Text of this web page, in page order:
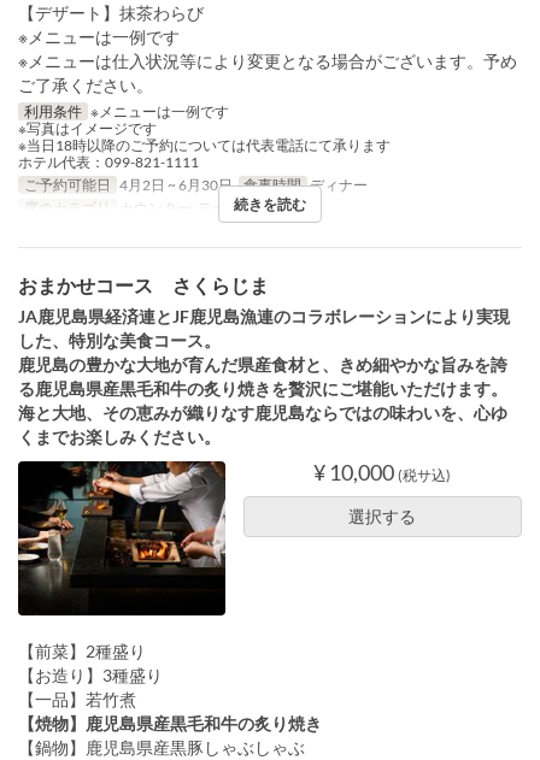
【デザート】抹茶わらび
※メニューは一例です
※メニューは仕入状況等により変更となる場合がございます。予め
ご了承ください。
利用条件 ※メニューは一例です
※写真はイメージです
※当日18時以降のご予約については代表電話にて承ります
ホテル代表：099-821-1111
ご予約可能日 4月2日 ~ 6月30日 食事時間 ディナー
席のカテゴリ
カウンター, テーブル席続きを読む
おまかせコース さくらじま
JA鹿児島県経済連とJF鹿児島漁連のコラボレーションにより実現
した、特別な美食コース。
鹿児島の豊かな大地が育んだ県産食材と、きめ細やかな旨みを誇
る鹿児島県産黒毛和牛の炙り焼きを贅沢にご堪能いただけます。
海と大地、その恵みが織りなす鹿児島ならではの味わいを、心ゆ
くまでお楽しみください。
¥ 10,000 (税サ込)
選択する
【前菜】2種盛り
【お造り】3種盛り
【一品】若竹煮
【焼物】鹿児島県産黒毛和牛の炙り焼き
【鍋物】鹿児島県産黒豚しゃぶしゃぶ